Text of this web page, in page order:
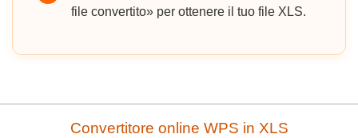
file convertito» per ottenere il tuo file XLS.
Convertitore online WPS in XLS